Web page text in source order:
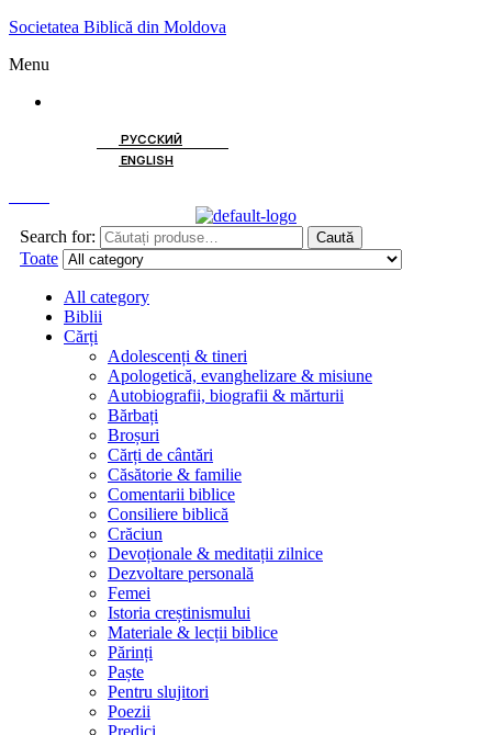
Societatea Biblică din Moldova
Menu
РУССКИЙ
ENGLISH
Search for: Caută
Toate
All category
Biblii
Cărți
Adolescenți & tineri
Apologetică, evanghelizare & misiune
Autobiografii, biografii & mărturii
Bărbați
Broșuri
Cărți de cântări
Căsătorie & familie
Comentarii biblice
Consiliere biblică
Crăciun
Devoționale & meditații zilnice
Dezvoltare personală
Femei
Istoria creștinismului
Materiale & lecții biblice
Părinți
Paște
Pentru slujitori
Poezii
Predici